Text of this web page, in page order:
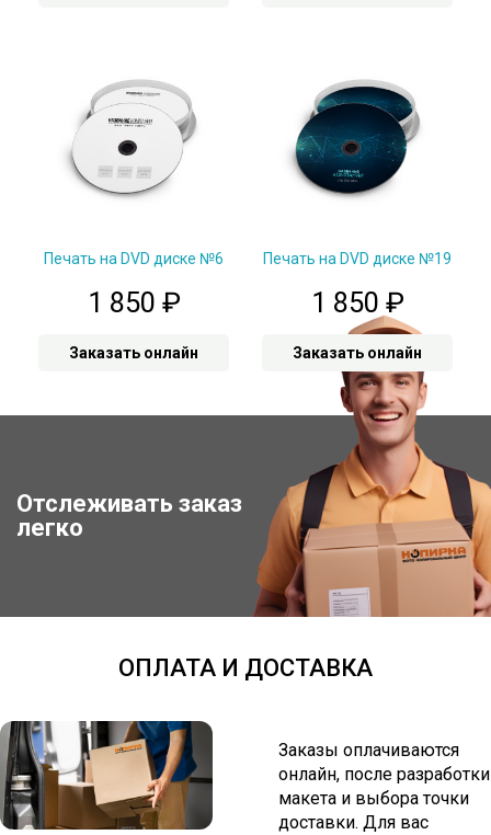
Печать на DVD диске №6
1 850 ₽
Заказать онлайн
Печать на DVD диске №19
1 850 ₽
Заказать онлайн
Отслеживать заказ
легко
Отследить заказ
ОПЛАТА И ДОСТАВКА
Заказы оплачиваются
онлайн, после разработки
макета и выбора точки
доставки. Для вас